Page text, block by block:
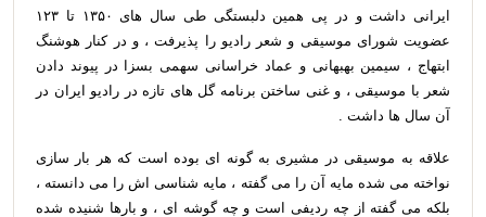
ایرانی داشت و در پی همین دلبستگی طی سال های ۱۳۵۰ تا ۱۲۳
عضویت شورای موسیقی و شعر رادیو را پذیرفت ، و در کنار هوشنگ
ابتهاج ، سیمین بهبهانی و عماد خراسانی سهمی بسزا در پیوند دادن
شعر با موسیقی ، و غنی ساختن برنامه گل های تازه در رادیو ایران در
آن سال ها داشت .
علاقه به موسیقی در مشیری به گونه ای بوده است که هر بار سازی
نواخته می شده مایه آن را می گفته ، مایه شناسی اش را می دانسته ،
بلکه می گفته از چه ردیفی است و چه گوشه ای ، و بارها شنیده شده